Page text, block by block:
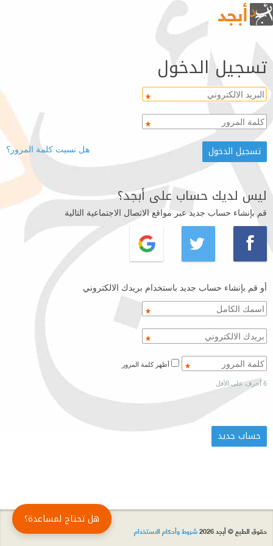
تسجيل الدخول
هل نسيت كلمة المرور؟
ليس لديك حساب على أبجد؟
قم بإنشاء حساب جديد عبر مواقع الاتصال الاجتماعية التالية
أو قم بإنشاء حساب جديد باستخدام بريدك الالكتروني
6 أحرف على الأقل
حقوق الطبع © أبجد 2026 شروط وأحكام الاستخدام
هل تحتاج لمساعدة؟